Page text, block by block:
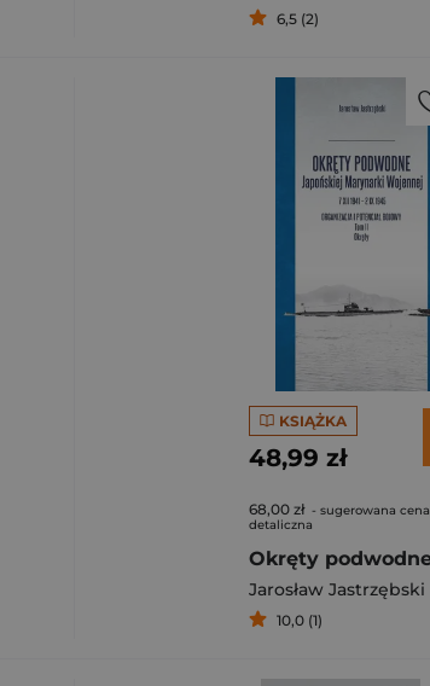
6,5 (2)
KSIĄŻKA
48,99 zł
68,00 zł - sugerowana cena
detaliczna
Jarosław Jastrzębski
10,0 (1)